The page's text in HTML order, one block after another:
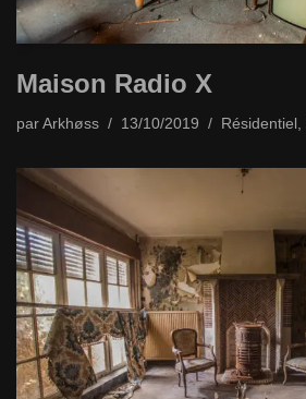
Maison Radio X
par Arkhøss 13/10/2019 Résidentiel ,